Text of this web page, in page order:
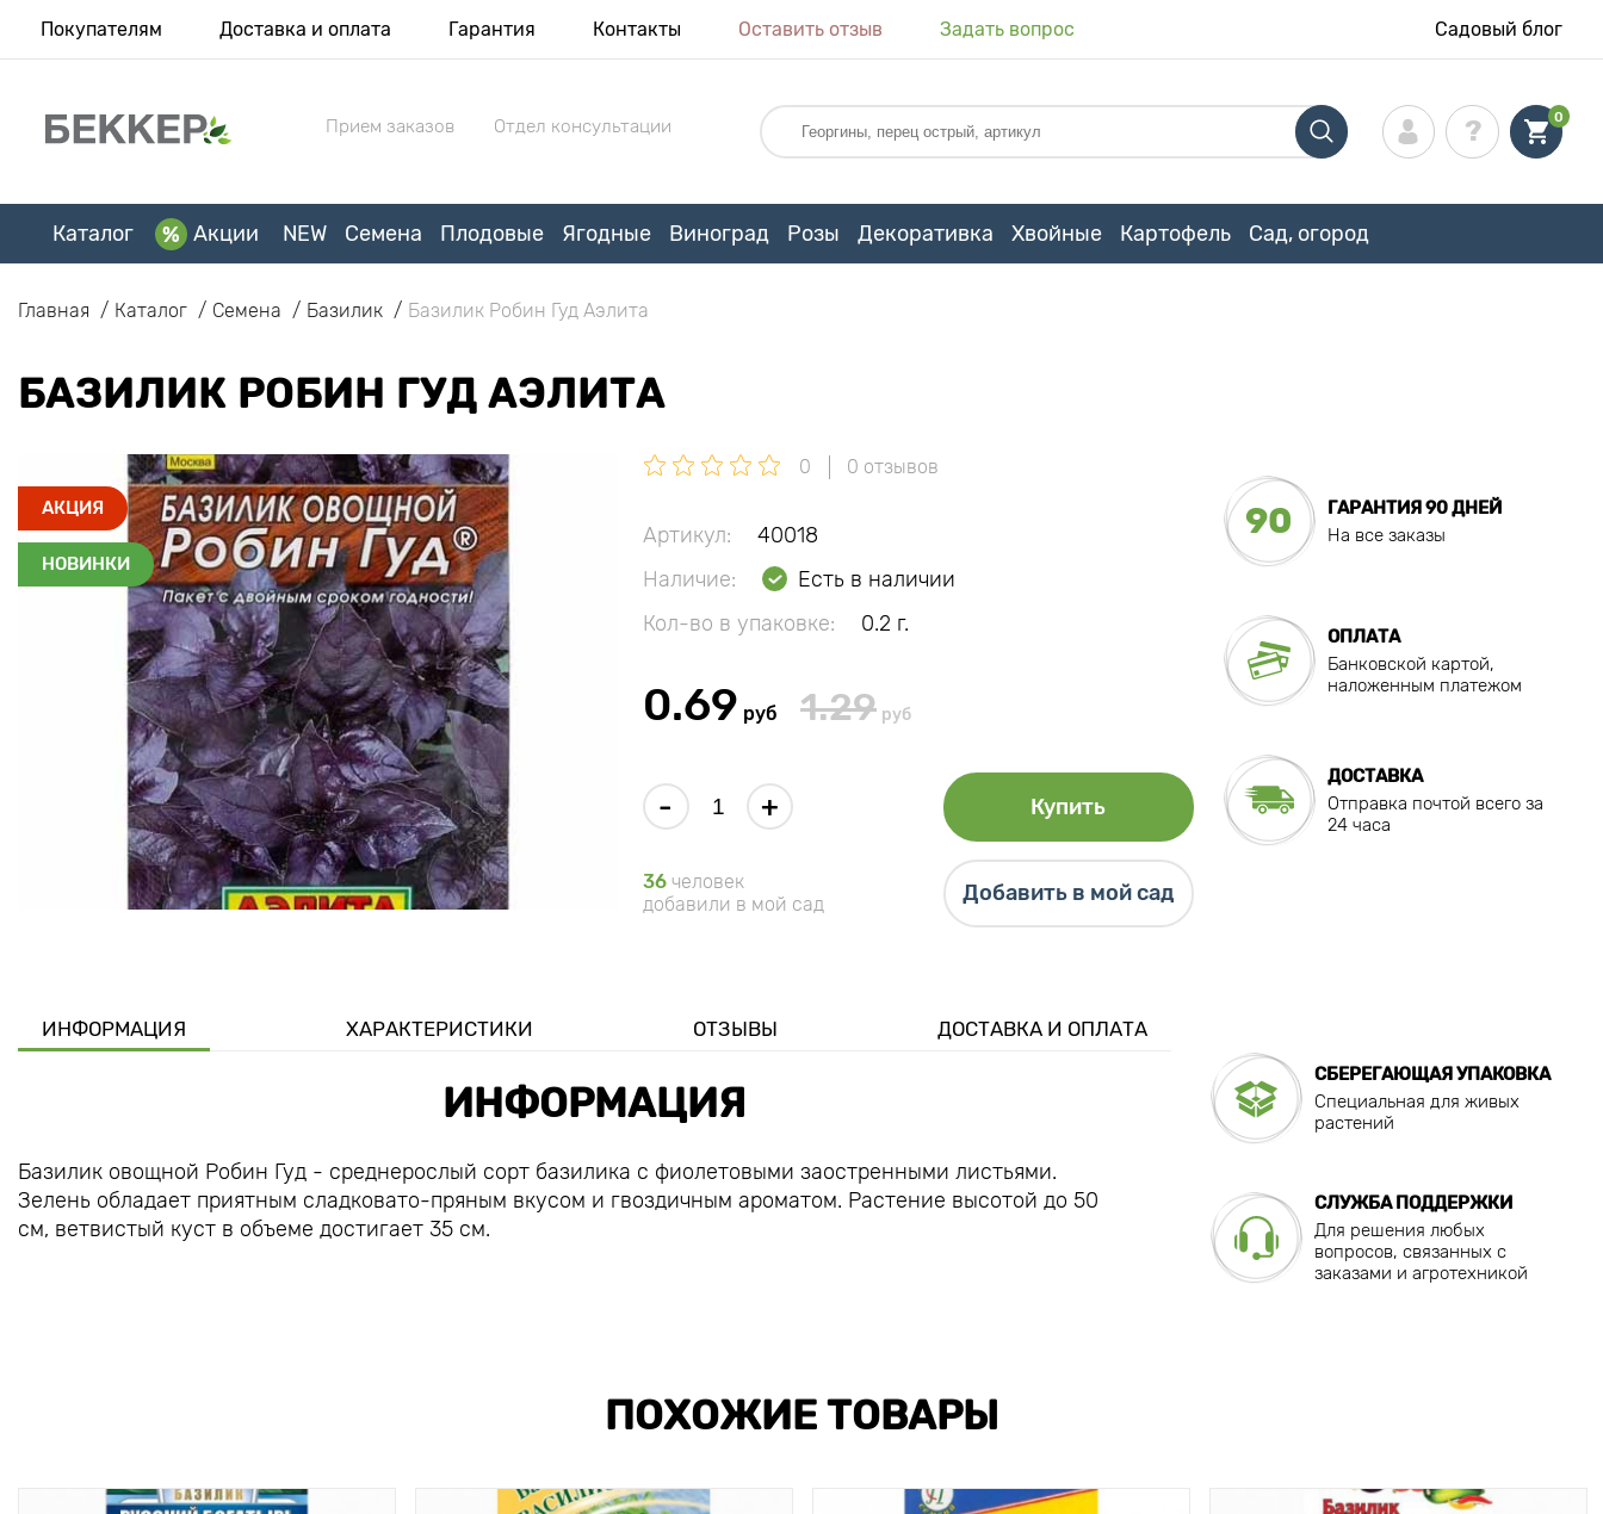
Покупателям Доставка и оплата Гарантия Контакты Оставить отзыв Задать вопрос Садовый блог
Прием заказов Отдел консультации 0
Каталог Акции NEW Семена Плодовые Ягодные Виноград Розы Декоративка Хвойные Картофель Сад, огород
Главная Каталог Семена Базилик Базилик Робин Гуд Аэлита
БАЗИЛИК РОБИН ГУД АЭЛИТА
АКЦИЯ
НОВИНКИ
0 0 отзывов
Артикул:
40018
Наличие:
Есть в наличии
Кол-во в упаковке:
0.2 г.
0.69 руб 1.29 руб
- + Купить
36 человек
добавили в мой сад
Добавить в мой сад
90
ГАРАНТИЯ 90 ДНЕЙ
На все заказы
ОПЛАТА
Банковской картой,
наложенным платежом
ДОСТАВКА
Отправка почтой всего за
24 часа
ИНФОРМАЦИЯ ХАРАКТЕРИСТИКИ ОТЗЫВЫ ДОСТАВКА И ОПЛАТА
ИНФОРМАЦИЯ
Базилик овощной Робин Гуд - среднерослый сорт базилика с фиолетовыми заостренными листьями.
Зелень обладает приятным сладковато-пряным вкусом и гвоздичным ароматом. Растение высотой до 50
см, ветвистый куст в объеме достигает 35 см.
СБЕРЕГАЮЩАЯ УПАКОВКА
Специальная для живых
растений
СЛУЖБА ПОДДЕРЖКИ
Для решения любых
вопросов, связанных с
заказами и агротехникой
ПОХОЖИЕ ТОВАРЫ